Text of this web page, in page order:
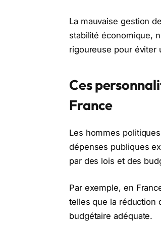
La mauvaise gestion
stabilité économique,
rigoureuse pour éviter
Ces
France
Les hommes
dépenses publiques
par des lois et des
Par exemple, en
telles que la réduction
budgétaire adéquate.